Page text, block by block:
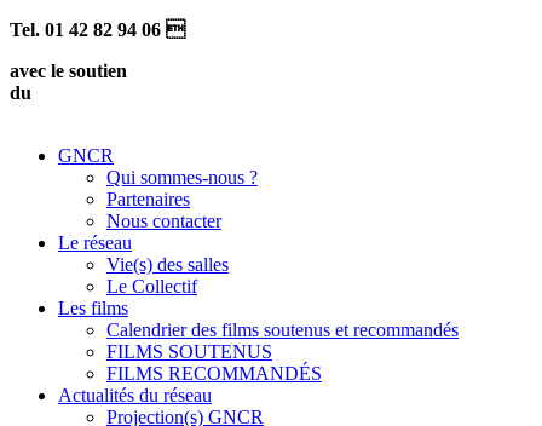
Tel. 01 42 82 94 06 
avec le soutien
du
GNCR
Qui sommes-nous ?
Partenaires
Nous contacter
Le réseau
Vie(s) des salles
Le Collectif
Les films
Calendrier des films soutenus et recommandés
FILMS SOUTENUS
FILMS RECOMMANDÉS
Actualités du réseau
Projection(s) GNCR